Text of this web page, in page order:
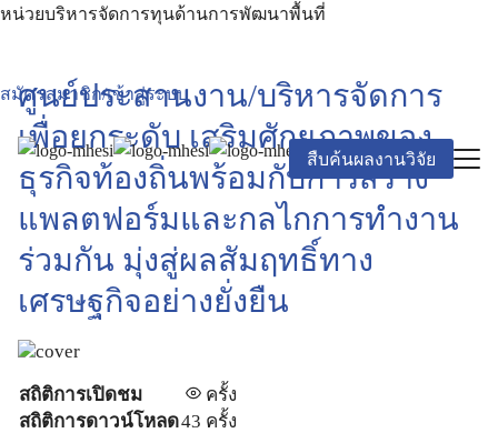
หน่วยบริหารจัดการทุนด้านการพัฒนาพื้นที่
สมัครสมาชิก/เข้าสู่ระบบ
สืบค้นผลงานวิจัย
ศูนย์ประสานงาน/บริหารจัดการ
เพื่อยกระดับ เสริมศักยภาพของ
ธุรกิจท้องถิ่นพร้อมกับการสร้าง
แพลตฟอร์มและกลไกการทำงาน
ร่วมกัน มุ่งสู่ผลสัมฤทธิ์ทาง
เศรษฐกิจอย่างยั่งยืน
สถิติการเปิดชม
ครั้ง
สถิติการดาวน์โหลด43 ครั้ง